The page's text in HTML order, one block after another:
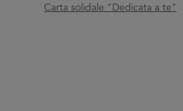
Carta solidale "Dedicata a te"